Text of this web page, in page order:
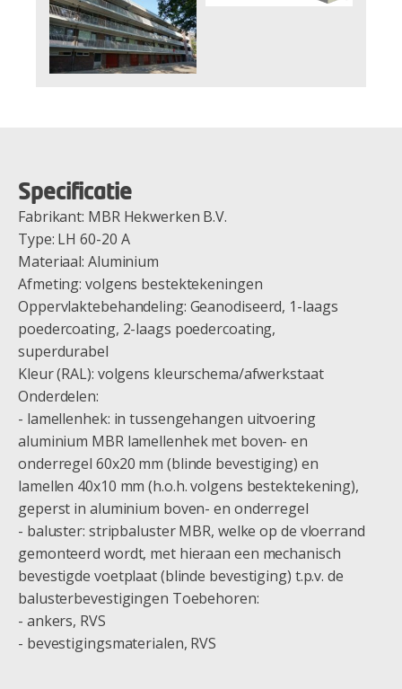
Specificatie
Fabrikant: MBR Hekwerken B.V.
Type: LH 60-20 A
Materiaal: Aluminium
Afmeting: volgens bestektekeningen
Oppervlaktebehandeling: Geanodiseerd, 1-laags
poedercoating, 2-laags poedercoating,
superdurabel
Kleur (RAL): volgens kleurschema/afwerkstaat
Onderdelen:
- lamellenhek: in tussengehangen uitvoering
aluminium MBR lamellenhek met boven- en
onderregel 60x20 mm (blinde bevestiging) en
lamellen 40x10 mm (h.o.h. volgens bestektekening),
geperst in aluminium boven- en onderregel
- baluster: stripbaluster MBR, welke op de vloerrand
gemonteerd wordt, met hieraan een mechanisch
bevestigde voetplaat (blinde bevestiging) t.p.v. de
balusterbevestigingen Toebehoren:
- ankers, RVS
- bevestigingsmaterialen, RVS